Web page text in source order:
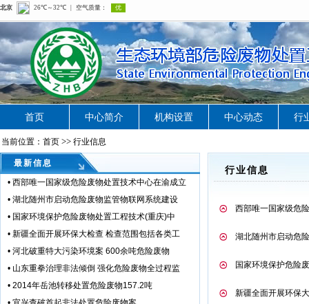
首页 中心简介 机构设置 中心动态 行
当前位置：首页 >> 行业信息
最新信息
• 西部唯一国家级危险废物处置技术中心在渝成立
• 湖北随州市启动危险废物监管物联网系统建设
• 国家环境保护危险废物处置工程技术(重庆)中
• 新疆全面开展环保大检查 检查范围包括各类工
• 河北破重特大污染环境案 600余吨危险废物
• 山东重拳治理非法倾倒 强化危险废物全过程监
• 2014年岳池转移处置危险废物157.2吨
行业信息
西部唯一国家级危
湖北随州市启动危
国家环境保护危险
新疆全面开展环保